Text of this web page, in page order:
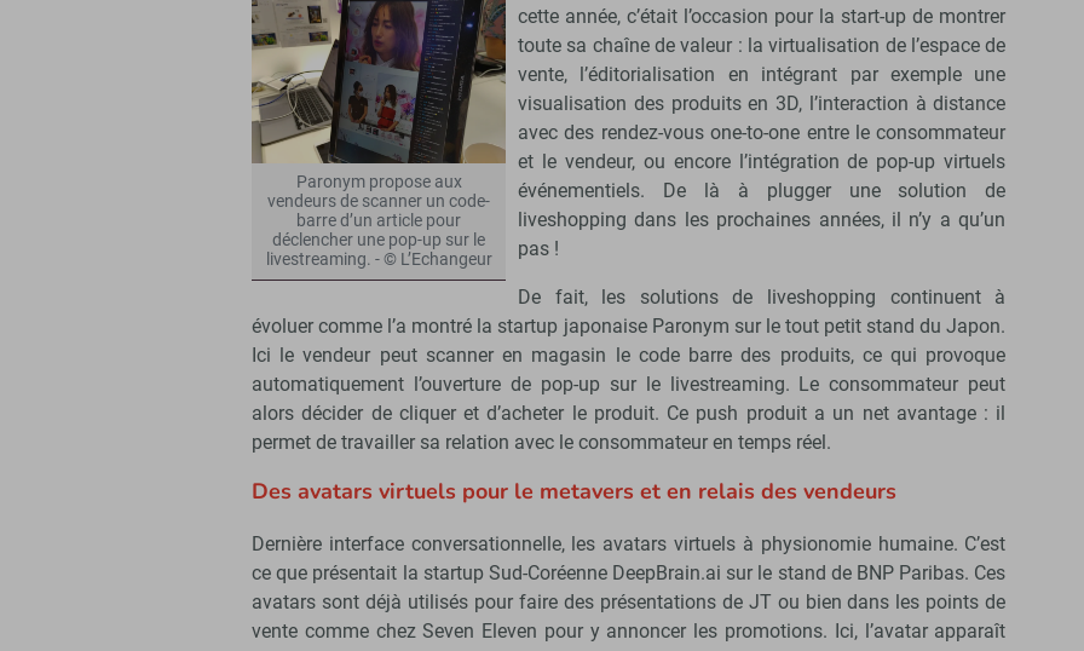
Paronym propose aux
vendeurs de scanner un code-
barre d’un article pour
déclencher une pop-up sur le
livestreaming. - © L’Echangeur
cette année, c’était l’occasion pour la start-up de montrer
toute sa chaîne de valeur : la virtualisation de l’espace de
vente, l’éditorialisation en intégrant par exemple une
visualisation des produits en 3D, l’interaction à distance
avec des rendez-vous one-to-one entre le consommateur
et le vendeur, ou encore l’intégration de pop-up virtuels
événementiels. De là à plugger une solution de
liveshopping dans les prochaines années, il n’y a qu’un
pas !
De fait, les solutions de liveshopping continuent à
évoluer comme l’a montré la startup japonaise Paronym sur le tout petit stand du Japon.
Ici le vendeur peut scanner en magasin le code barre des produits, ce qui provoque
automatiquement l’ouverture de pop-up sur le livestreaming. Le consommateur peut
alors décider de cliquer et d’acheter le produit. Ce push produit a un net avantage : il
permet de travailler sa relation avec le consommateur en temps réel.
Des avatars virtuels pour le metavers et en relais des vendeurs
Dernière interface conversationnelle, les avatars virtuels à physionomie humaine. C’est
ce que présentait la startup Sud-Coréenne DeepBrain.ai sur le stand de BNP Paribas. Ces
avatars sont déjà utilisés pour faire des présentations de JT ou bien dans les points de
vente comme chez Seven Eleven pour y annoncer les promotions. Ici, l’avatar apparaît